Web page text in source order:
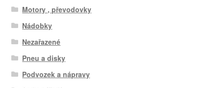
Motory , převodovky
Nádobky
Nezařazené
Pneu a disky
Podvozek a nápravy